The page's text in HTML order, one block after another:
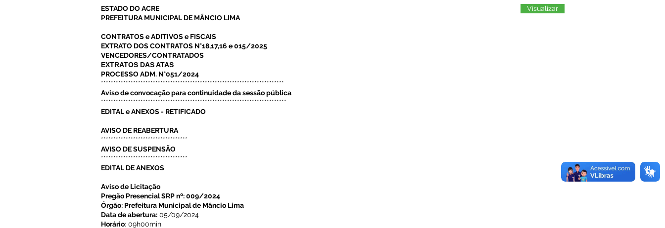
ESTADO DO ACRE
PREFEITURA MUNICIPAL DE MÂNCIO LIMA
CONTRATOS e ADITIVOS e FISCAIS
EXTRATO DOS CONTRATOS N°18,17,16 e 015/2025
VENCEDORES/CONTRATADOS
EXTRATOS DAS ATAS
PROCESSO ADM. N°051/2024
**************************************************************************
Aviso de convocação para continuidade da sessão pública
***************************************************************************
EDITAL e ANEXOS - RETIFICADO
AVISO DE REABERTURA
***********************************
AVISO DE SUSPENSÃO
***********************************
EDITAL DE ANEXOS
Aviso de Licitação
Pregão Presencial SRP nº: 009/2024
Órgão: Prefeitura Municipal de Mâncio Lima
Data de abertura: 05/09/2024
Horário: 09h00min
Visualizar